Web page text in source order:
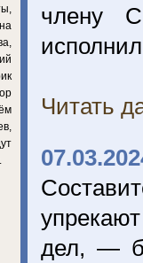
члену
Читать
дел, —